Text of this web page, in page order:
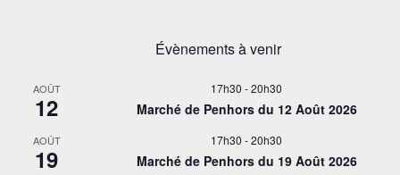
Évènements à venir
AOÛT
12
17h30 -20h30
Marché de Penhors du 12 Août 2026
AOÛT
19
17h30 -20h30
Marché de Penhors du 19 Août 2026